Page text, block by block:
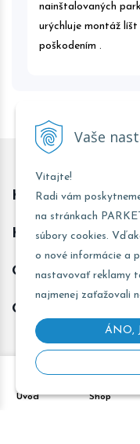
Vaše
Vitajte!
Radi vám
na stránkach
súbory cookies.
o nové informácie a
nastavovať reklamy
najmenej zaťažovali
ÁNO,
Úvod Shop
nainštalovaných
urýchluje montáž
poškodením .
Kontakt predajňa
Kontakt predajňa
Obchodné
Odoberať novinky
e-shop